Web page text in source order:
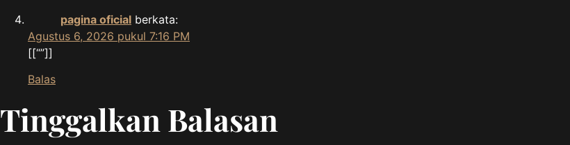
pagina oficial berkata:
Agustus 6, 2026 pukul 7:16 PM
[[“”]]
Balas
Tinggalkan Balasan